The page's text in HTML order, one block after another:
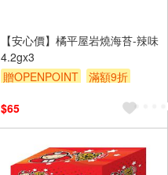
【安心價】橘平屋岩燒海苔-辣味
4.2gx3
贈OPENPOINT
滿額9折
$65